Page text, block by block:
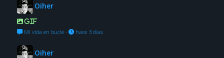
Oiher
GIF
Mi vida en bucle· hace 3 días
Oiher